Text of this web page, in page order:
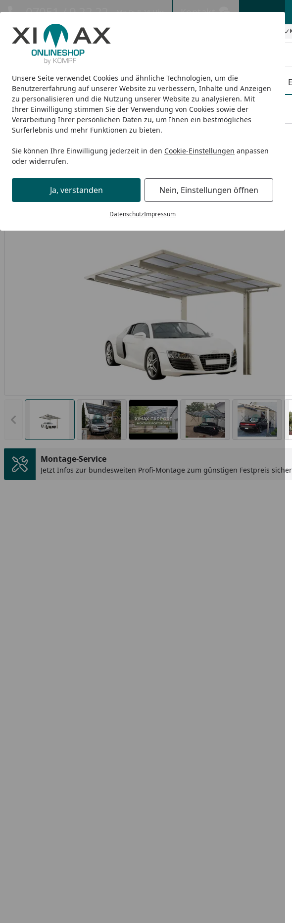
Unsere Seite verwendet Cookies und ähnliche Technologien, um die
Benutzererfahrung auf unserer Website zu verbessern, Inhalte und Anzeigen
zu personalisieren und die Nutzung unserer Website zu analysieren. Mit
Ihrer Einwilligung stimmen Sie der Verwendung von Cookies sowie der
Verarbeitung Ihrer persönlichen Daten zu, um Ihnen ein bestmögliches
Surferlebnis und mehr Funktionen zu bieten.
Sie können Ihre Einwilligung jederzeit in den Cookie-Einstellungen anpassen
oder widerrufen.
Ja, verstanden Nein, Einstellungen öffnen
DatenschutzImpressum
Eigene Montage-Teams
07051 / 9 22 22 Mo-Fr. 8-16 Uhr Kontakt
Design-Carports Design-Heizkörper Infrarot-Heizkörper Duschkabinen
Startseite
Design-Carports Linea Ximax Carport Linea Typ 80 555 x 301 cm
Vorheriges Bild anzeigen
Montage-Service
Jetzt Infos zur bundesweiten Profi-Montage zum günstigen Festpreis